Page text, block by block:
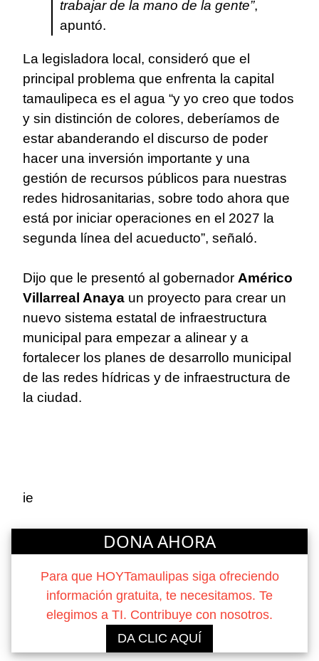
trabajar de la mano de la gente”,
apuntó.
La legisladora local, consideró que el
principal problema que enfrenta la capital
tamaulipeca es el agua “y yo creo que todos
y sin distinción de colores, deberíamos de
estar abanderando el discurso de poder
hacer una inversión importante y una
gestión de recursos públicos para nuestras
redes hidrosanitarias, sobre todo ahora que
está por iniciar operaciones en el 2027 la
segunda línea del acueducto”, señaló.
Dijo que le presentó al gobernador Américo
Villarreal Anaya un proyecto para crear un
nuevo sistema estatal de infraestructura
municipal para empezar a alinear y a
fortalecer los planes de desarrollo municipal
de las redes hídricas y de infraestructura de
la ciudad.
ie
DONA AHORA
Para que HOYTamaulipas siga ofreciendo
información gratuita, te necesitamos. Te
elegimos a TI. Contribuye con nosotros.
DA CLIC AQUÍ